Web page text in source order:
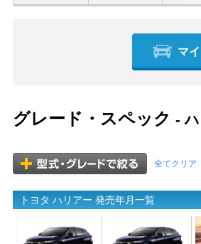
マ
グレード・スペック -
全てクリア
トヨタ ハリアー 発売年月一覧